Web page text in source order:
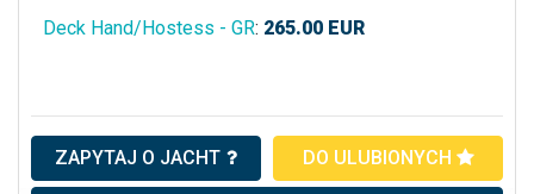
Deck Hand/Hostess - GR: 265.00 EUR
ZAPYTAJ O JACHT DO ULUBIONYCH